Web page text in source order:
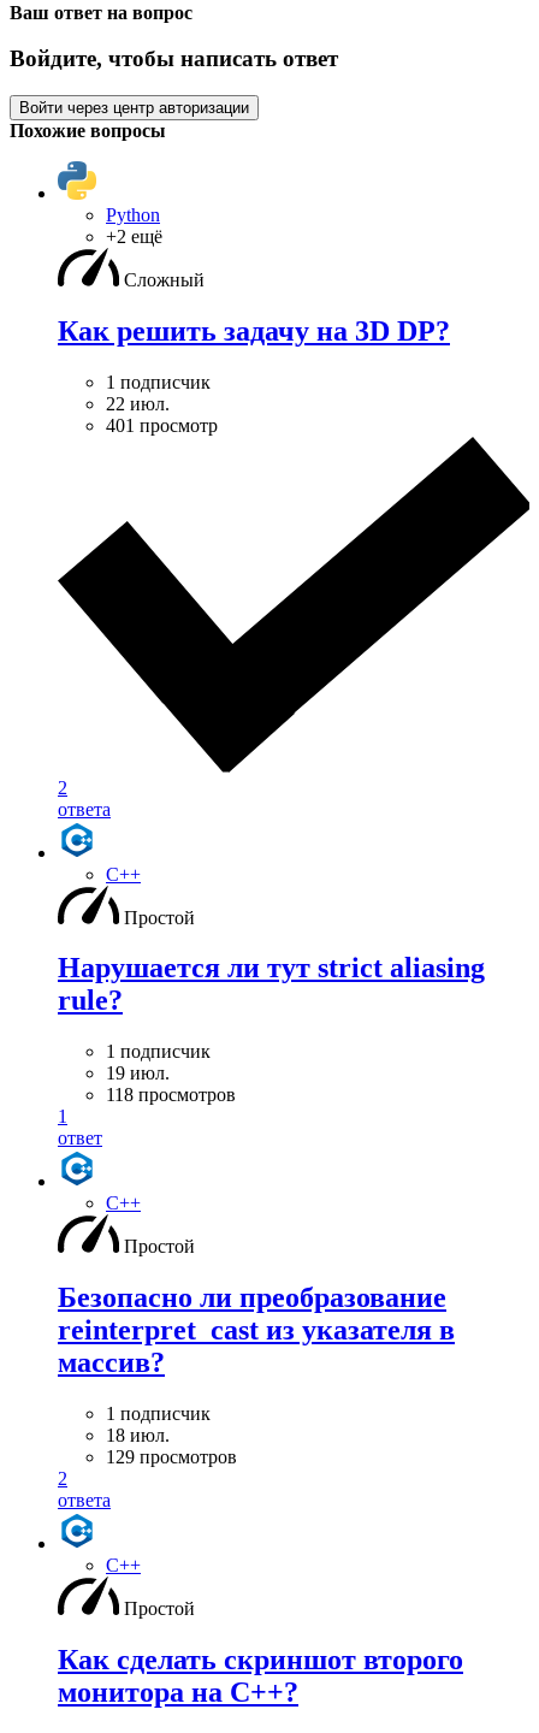
Ваш ответ на вопрос
Войдите, чтобы написать ответ
Войти через центр авторизации
Похожие вопросы
Python
+2 ещё
Сложный
Как решить задачу на 3D DP?
1 подписчик
22 июл.
401 просмотр
2
ответа
C++
Простой
Нарушается ли тут strict aliasing
rule?
1 подписчик
19 июл.
118 просмотров
1
ответ
C++
Простой
Безопасно ли преобразование
reinterpret_cast из указателя в
массив?
1 подписчик
18 июл.
129 просмотров
2
ответа
C++
Простой
Как сделать скриншот второго
монитора на С++?